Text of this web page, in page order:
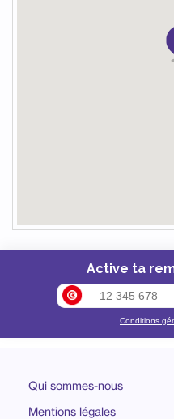
Active ta
Conditions
Qui sommes-nous
Mentions légales